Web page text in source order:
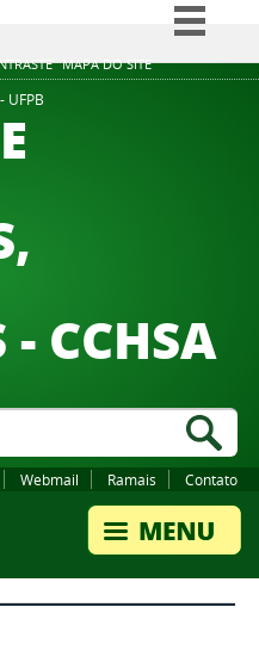
MAPA DO SITE
Simplifique!
UFPB
CCHSA
Webmail Ramais Contato